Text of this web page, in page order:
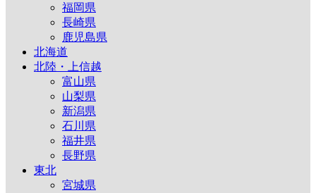
福岡県
長崎県
鹿児島県
北海道
北陸・上信越
富山県
山梨県
新潟県
石川県
福井県
長野県
東北
宮城県